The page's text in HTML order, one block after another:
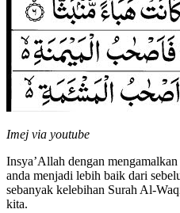
Imej via youtube
Insya’Allah dengan
anda menjadi lebih baik dari
sebanyak kelebihan Surah Al-
kita.